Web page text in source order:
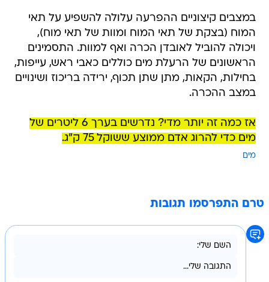
במצבים קיצוניים ההפרעה עלולה להשפיע על תאי
המוח (בצקת של תאי המוח ומוות של תאי מוח),
ויכולה להוביל לאובדן הכרה ואף למוות. התסמינים
הראשונים של הרעלת מים כוללים כאבי ראש, עייפות,
בחילות, הקאות, מתן שתן תכוף, ירידה בריכוז ושינויים
במצב ההכרה.
אז כמה זה יותר מדי? נדרשים בערך 6 ליטרים של
מים כדי להרוג אדם ממוצע ששוקל 75 ק"ג.
מים
טרם התפרסמו תגובות